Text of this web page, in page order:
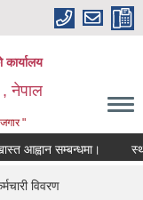
कार्यालय
, नेपाल
"
सम्बन्धमा।
विवरण